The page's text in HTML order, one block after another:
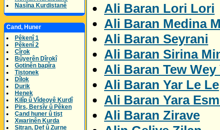
Nasîna Kurdistanê
Cand, Huner
Pêkenî 1
Pêkenî 2
Cîrok
Bûyerên Dîrokî
Gotinên bapîra
Tistonek
Dîlok
Durik
Henek
Kilîp û Vîdeoyê Kurdî
Pirs, Bersîv û Pêken
Çand huner û tişt
Xwarinên Kurda
Sitran, Def û Zurne
Ali Baran Lori Lori
Ali Baran Medina
Ali Baran Seyrani
Ali Baran Sirina
Ali Baran Tew Wey
Ali Baran Yar Le Le
Ali Baran Yara
Ali Baran Zirave